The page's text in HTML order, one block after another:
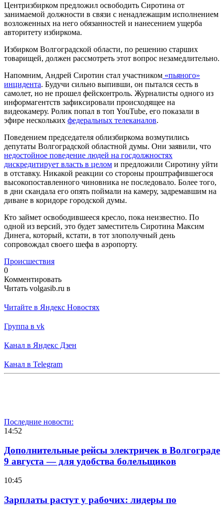
Центризбирком предложил освободить Сиротина от
занимаемой должности в связи с ненадлежащим исполнением
возложенных на него обязанностей и нанесением ущерба
авторитету избиркома.
Избирком Волгоградской области, по решению старших
товарищей, должен рассмотреть этот вопрос незамедлительно.
Напомним, Андрей Сиротин стал участником «пьяного»
инцидента. Будучи сильно выпивши, он пытался сесть в
самолет, но не прошел фейсконтроль. Журналисты одного из
информагентств зафиксировали происходящее на
видеокамеру. Ролик попал в топ YouTube, его показали в
эфире нескольких федеральных телеканалов.
Поведением председателя облизбиркома возмутились
депутаты Волгоградской областной думы. Они заявили, что
недостойное поведение людей на госдолжностях
дискредитирует власть в целом и предложили Сиротину уйти
в отставку. Никакой реакции со стороны проштрафившегося
высокопоставленного чиновника не последовало. Более того,
в дни скандала его опять поймали на камеру, задремавшим на
диване в коридоре городской думы.
Кто займет освободившееся кресло, пока неизвестно. По
одной из версий, это будет заместитель Сиротина Максим
Динега, который, кстати, в тот злополучный день
сопровождал своего шефа в аэропорту.
Происшествия
0
Комментировать
Читать volgasib.ru в
Читайте в Яндекс Новостях
Группа в vk
Канал в Яндекс Дзен
Канал в Telegram
Последние новости:
14:52
Дополнительные рейсы электричек в Волгограде
9 августа — для удобства болельщиков
10:45
Зарплаты растут у рабочих: лидеры по